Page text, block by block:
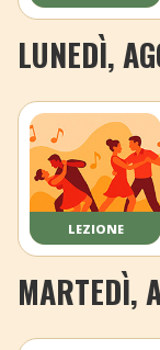
LUNEDÌ,
LEZIONE
MARTEDÌ,